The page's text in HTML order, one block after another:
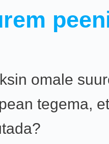
omale
tegema,